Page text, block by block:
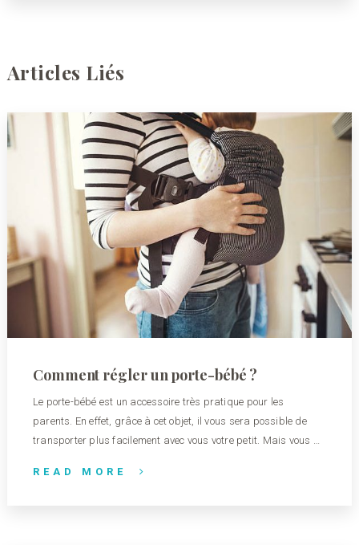
Articles Liés
Comment régler un porte-bébé ?
Le porte-bébé est un accessoire très pratique pour les
parents. En effet, grâce à cet objet, il vous sera possible de
transporter plus facilement avec vous votre petit. Mais vous …
READ MORE